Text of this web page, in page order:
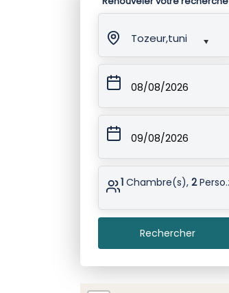
Tozeur,tunisie
08/08/2026
09/08/2026
1 Chambre(s),2Personne(s)
Rechercher